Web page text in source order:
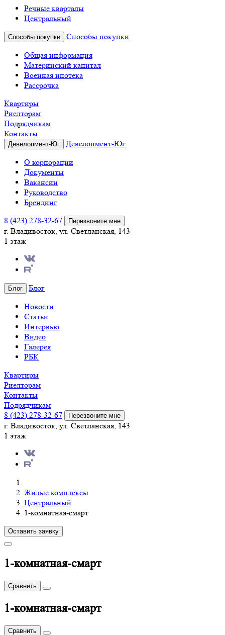
Речные кварталы
Центральный
Способы покупки
Способы покупки
Общая информация
Материнский капитал
Военная ипотека
Рассрочка
Квартиры
Риелторам
Подрядчикам
Контакты
Девелопмент-Юг
Девелопмент-Юг
О корпорации
Документы
Вакансии
Руководство
Брендинг
8 (423) 278-32-67
Перезвоните мне
г. Владивосток, ул. Светланская, 143
1 этаж
Блог
Блог
Новости
Статьи
Интервью
Видео
Галерея
РБК
Квартиры
Риелторам
Контакты
Подрядчикам
8 (423) 278-32-67
Перезвоните мне
г. Владивосток, ул. Светланская, 143
1 этаж
Жилые комплексы
Центральный
1-комнатная-смарт
Оставить заявку
1-комнатная-смарт
Сравнить
1-комнатная-смарт
Сравнить